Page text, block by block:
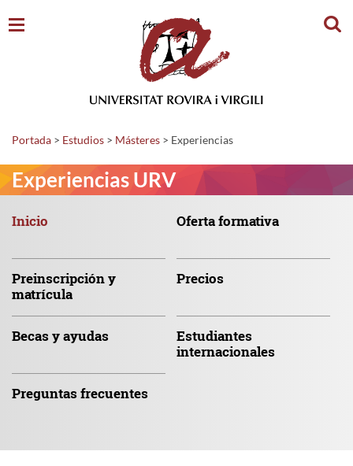
Portada > Estudios > Másteres > Experiencias
Experiencias URV
Inicio Ofertaformativa
Preinscripcióny
matrícula
Precios
Becasy ayudas
Estudiantes
internacionales
Preguntasfrecuentes